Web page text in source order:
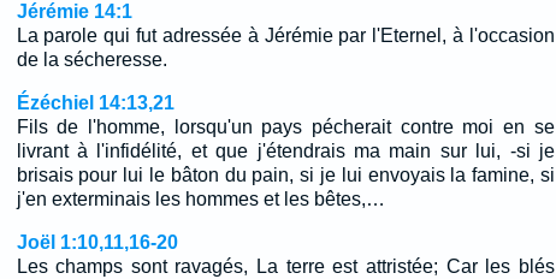
Jérémie 14:1
La parole qui fut adressée à Jérémie par l'Eternel, à l'occasion
de la sécheresse.
Ézéchiel 14:13,21
Fils de l'homme, lorsqu'un pays pécherait contre moi en se
livrant à l'infidélité, et que j'étendrais ma main sur lui, -si je
brisais pour lui le bâton du pain, si je lui envoyais la famine, si
j'en exterminais les hommes et les bêtes,…
Joël 1:10,11,16-20
Les champs sont ravagés, La terre est attristée; Car les blés